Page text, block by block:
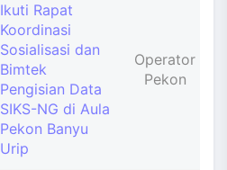
Ikuti Rapat
Koordinasi
Sosialisasi dan
Bimtek
Pengisian Data
SIKS-NG di Aula
Pekon Banyu
Urip
Operator
Pekon